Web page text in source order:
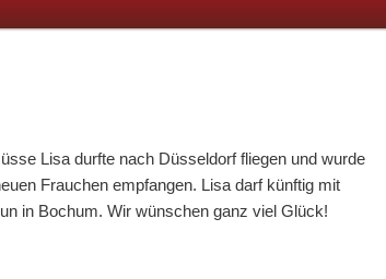
Lisa durfte nach Düsseldorf fliegen und wurde
Frauchen empfangen. Lisa darf künftig mit
in Bochum. Wir wünschen ganz viel Glück!